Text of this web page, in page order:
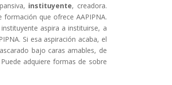
instituyente, creadora.
formación que ofrece AAPIPNA.
aspira a instituirse, a
Si esa aspiración acaba, el
bajo caras amables, de
adquiere formas de sobre